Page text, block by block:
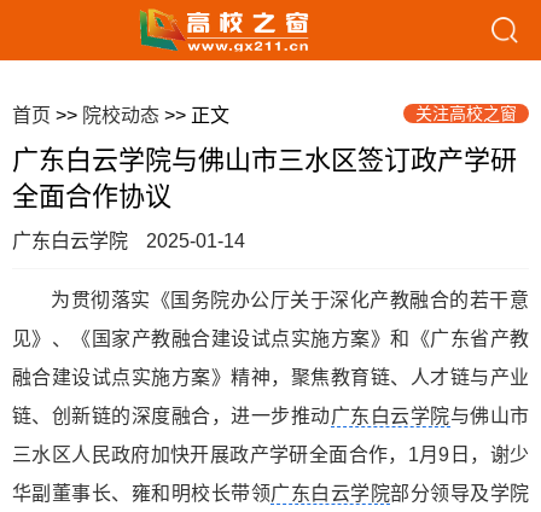
首页 >> 院校动态 >> 正文 关注高校之窗
广东白云学院与佛山市三水区签订政产学研
全面合作协议
广东白云学院 2025-01-14
为贯彻落实《国务院办公厅关于深化产教融合的若干意
见》、《国家产教融合建设试点实施方案》和《广东省产教
融合建设试点实施方案》精神，聚焦教育链、人才链与产业
链、创新链的深度融合，进一步推动广东白云学院与佛山市
三水区人民政府加快开展政产学研全面合作，1月9日，谢少
华副董事长、雍和明校长带领广东白云学院部分领导及学院